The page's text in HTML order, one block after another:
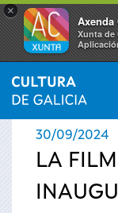
×
Axenda
Xunta de
Se
encuentra
usted
INICIO ›
30/09/2024
LA